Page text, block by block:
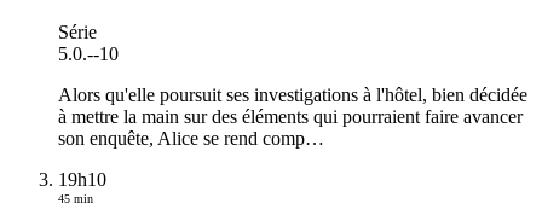
Série
5.0.--10
Alors qu'elle poursuit ses investigations à l'hôtel, bien décidée
à mettre la main sur des éléments qui pourraient faire avancer
son enquête, Alice se rend comp…
19h10
45 min